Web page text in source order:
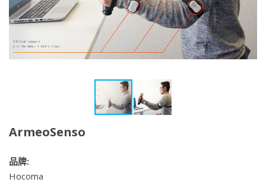
ArmeoSenso
品牌:
Hocoma